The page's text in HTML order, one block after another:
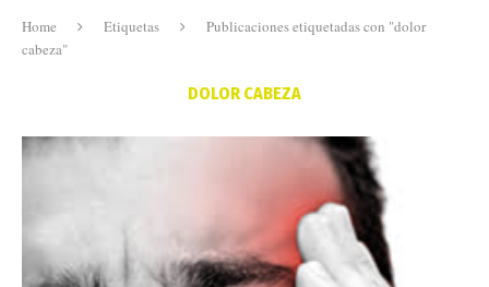
Home Etiquetas
Publicaciones etiquetadas con "dolor
cabeza"
DOLOR CABEZA